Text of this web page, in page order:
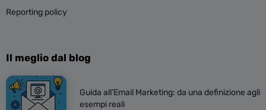
Reporting policy
Il meglio dal blog
Guida all’Email Marketing: da una definizione agli
esempi reali